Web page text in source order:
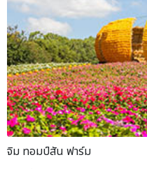
จิม ทอมป์สัน ฟาร์ม